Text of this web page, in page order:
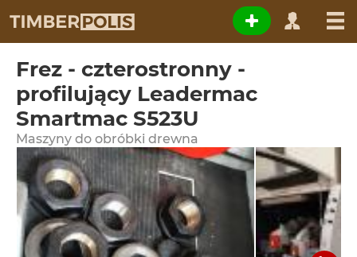
Frez - czterostronny -
profilujący Leadermac
Smartmac S523U
Maszyny do obróbki drewna